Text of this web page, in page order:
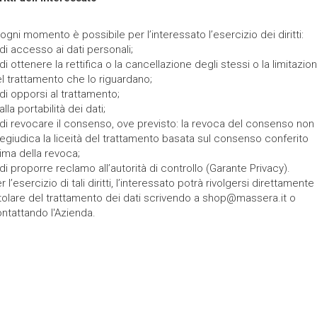
momento è possibile per l’interessato l’esercizio dei diritti:
accesso ai dati personali;
ottenere la rettifica o la cancellazione degli stessi o la
trattamento che lo riguardano;
opporsi al trattamento;
portabilità dei dati;
revocare il consenso, ove previsto: la revoca del consenso non
la liceità del trattamento basata sul consenso conferito
della revoca;
proporre reclamo all’autorità di controllo (Garante Privacy).
l’esercizio di tali diritti, l’interessato potrà rivolgersi direttamente
del trattamento dei dati scrivendo a shop@massera.it o
l'Azienda.